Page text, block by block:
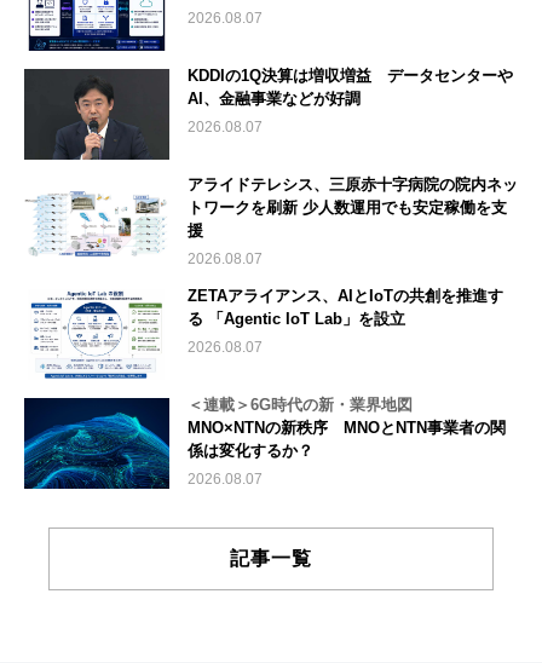
2026.08.07
KDDIの1Q決算は増収増益 データセンターや
AI、金融事業などが好調
2026.08.07
アライドテレシス、三原赤十字病院の院内ネッ
トワークを刷新 少人数運用でも安定稼働を支
援
2026.08.07
ZETAアライアンス、AIとIoTの共創を推進す
る 「Agentic IoT Lab」を設立
2026.08.07
＜連載＞6G時代の新・業界地図
MNO×NTNの新秩序 MNOとNTN事業者の関
係は変化するか？
2026.08.07
記事一覧